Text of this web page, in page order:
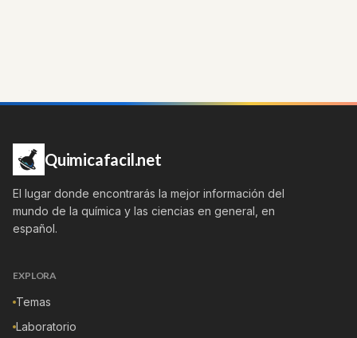
Quimicafacil.net
El lugar donde encontrarás la mejor información del
mundo de la química y las ciencias en general, en
español.
EXPLORA
Temas
Laboratorio